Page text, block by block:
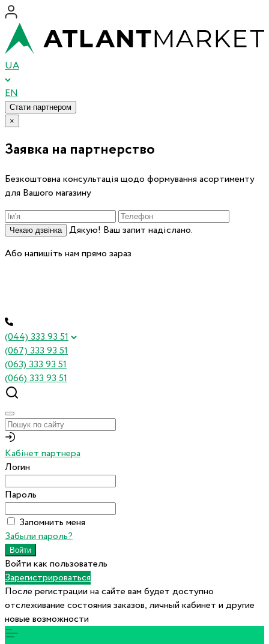
UA
EN
Стати партнером
×
Заявка на партнерство
Безкоштовна консультація щодо формування асортименту
для Вашого магазину
Чекаю дзвінка
Дякую! Ваш запит надіслано.
Або напишіть нам прямо зараз
(044) 333 93 51
(067) 333 93 51
(063) 333 93 51
(066) 333 93 51
Кабінет партнера
Логин
Пароль
Запомнить меня
Забыли пароль?
Войти как пользователь
Зарегистрироваться
После регистрации на сайте вам будет доступно
отслеживание состояния заказов, личный кабинет и другие
новые возможности